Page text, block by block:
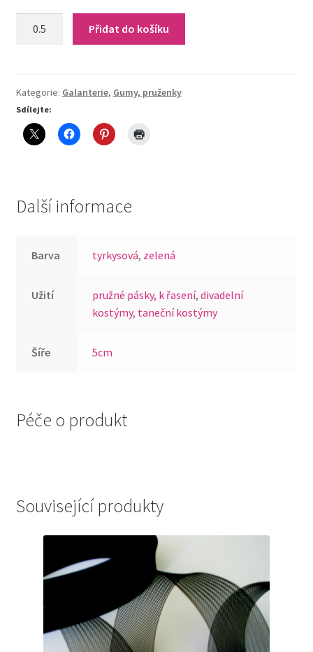
5cm
(růžová)
quantity
Přidat do košíku
Kategorie: Galanterie, Gumy, pruženky
Sdílejte:
Další informace
Barva tyrkysová, zelená
Užití pružné pásky, k řasení,divadelní
kostýmy, taneční kostýmy
Šíře 5cm
Péče o produkt
Související produkty